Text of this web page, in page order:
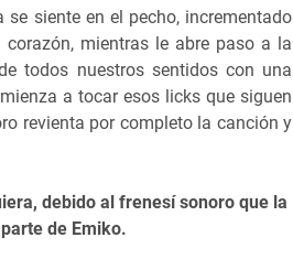
siente en el pecho, incrementado
mientras le abre paso a la
todos nuestros sentidos con una
a tocar esos licks que siguen
revienta por completo la canción y
debido al frenesí sonoro que la
de Emiko.